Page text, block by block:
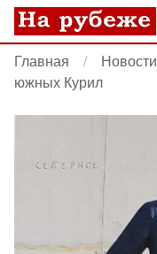
Главная Новости
южных Курил